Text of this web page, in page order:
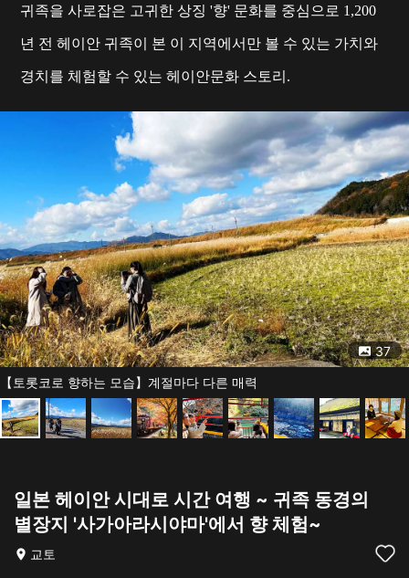
귀족을 사로잡은 고귀한 상징 '향' 문화를 중심으로 1,200
년 전 헤이안 귀족이 본 이 지역에서만 볼 수 있는 가치와
경치를 체험할 수 있는 헤이안문화 스토리.
【토롯코로 향하는 모습】계절마다 다른 매력
37
일본 헤이안 시대로 시간 여행 ~ 귀족 동경의
별장지 '사가아라시야마'에서 향 체험~
교토